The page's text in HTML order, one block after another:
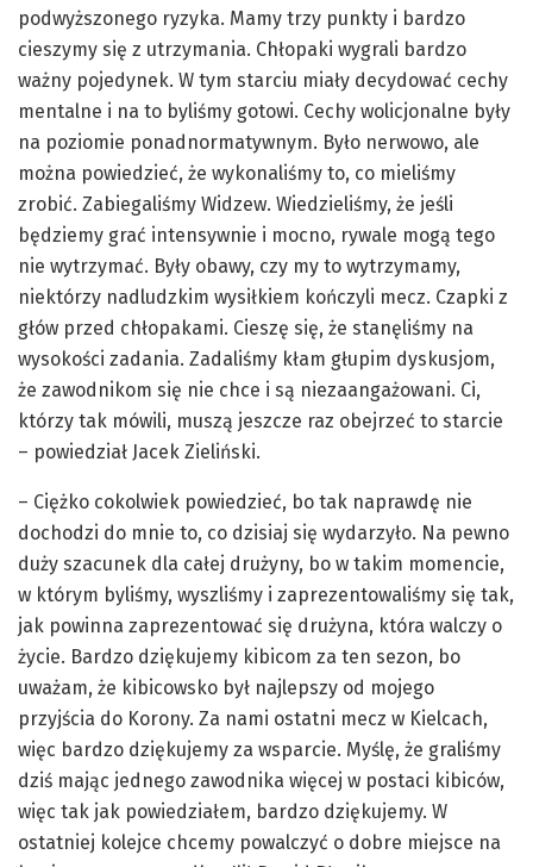
podwyższonego ryzyka. Mamy trzy punkty i bardzo
cieszymy się z utrzymania. Chłopaki wygrali bardzo
ważny pojedynek. W tym starciu miały decydować cechy
mentalne i na to byliśmy gotowi. Cechy wolicjonalne były
na poziomie ponadnormatywnym. Było nerwowo, ale
można powiedzieć, że wykonaliśmy to, co mieliśmy
zrobić. Zabiegaliśmy Widzew. Wiedzieliśmy, że jeśli
będziemy grać intensywnie i mocno, rywale mogą tego
nie wytrzymać. Były obawy, czy my to wytrzymamy,
niektórzy nadludzkim wysiłkiem kończyli mecz. Czapki z
głów przed chłopakami. Cieszę się, że stanęliśmy na
wysokości zadania. Zadaliśmy kłam głupim dyskusjom,
że zawodnikom się nie chce i są niezaangażowani. Ci,
którzy tak mówili, muszą jeszcze raz obejrzeć to starcie
– powiedział Jacek Zieliński.
– Ciężko cokolwiek powiedzieć, bo tak naprawdę nie
dochodzi do mnie to, co dzisiaj się wydarzyło. Na pewno
duży szacunek dla całej drużyny, bo w takim momencie,
w którym byliśmy, wyszliśmy i zaprezentowaliśmy się tak,
jak powinna zaprezentować się drużyna, która walczy o
życie. Bardzo dziękujemy kibicom za ten sezon, bo
uważam, że kibicowsko był najlepszy od mojego
przyjścia do Korony. Za nami ostatni mecz w Kielcach,
więc bardzo dziękujemy za wsparcie. Myślę, że graliśmy
dziś mając jednego zawodnika więcej w postaci kibiców,
więc tak jak powiedziałem, bardzo dziękujemy. W
ostatniej kolejce chcemy powalczyć o dobre miejsce na